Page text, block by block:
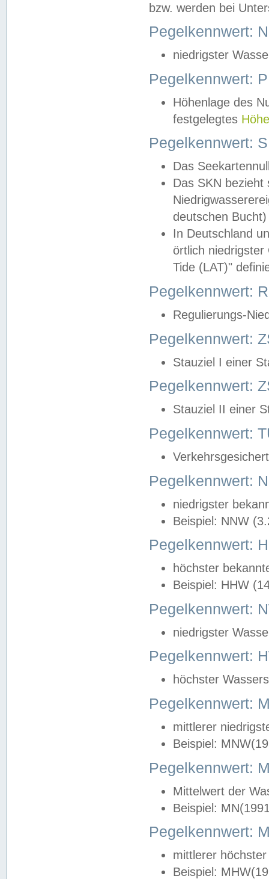
bzw. werden bei
Pegelkennwert:
niedrigster
Pegelkennwert:
Höhenlage des
festgelegtes
Pegelkennwert:
Das
Das SKN
deutschen
In Deutschland
örtlich
Tide (LAT)"
Pegelkennwert:
Regulierungs-
Pegelkennwert:
Stauziel I einer
Pegelkennwert:
Stauziel II einer
Pegelkennwert:
Pegelkennwert:
niedrigster
Beispiel: NNW
Pegelkennwert:
höchster
Beispiel: HHW
Pegelkennwert:
niedrigster
Pegelkennwert:
höchster
Pegelkennwert:
mittlerer
Beispiel:
Pegelkennwert:
Mittelwert der
Beispiel:
Pegelkennwert:
mittlerer
Beispiel: